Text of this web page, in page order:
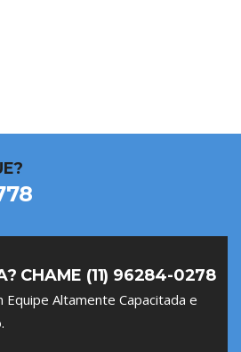
CHAME (11) 96284-0278
Altamente Capacitada e